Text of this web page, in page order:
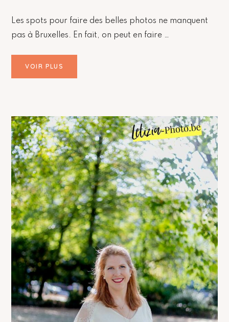
Les spots pour faire des belles photos ne manquent
pas à Bruxelles. En fait, on peut en faire …
VOIR PLUS